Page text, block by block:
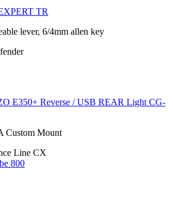
TR
lever, 6/4mm allen key
E350+ Reverse / USB REAR Light CG-
Custom Mount
Line CX
800